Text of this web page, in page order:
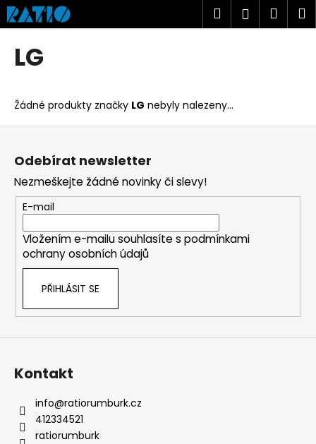
Přejít
na
obsah
Hledat
LG
Žádné produkty značky LG nebyly nalezeny...
K
o
o
p
o
t
ř
e
b
e
n
a
í
?
Z
Odebírat newsletter
Nezmeškejte žádné novinky či slevy!
E-mail
Vložením e-mailu souhlasíte s podmínkami
ochrany osobních údajů
PŘIHLÁSIT SE
Kontakt
info@ratiorumburk.cz
412334521
ratiorumburk